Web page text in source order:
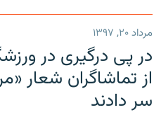
مرداد ۲۰, ۱۳۹۷
در پی درگیری در
از تماشاگران شعار
سر دادند